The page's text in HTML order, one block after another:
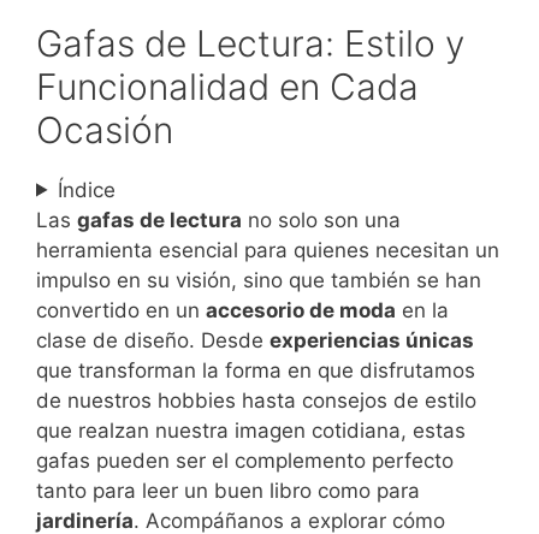
Gafas de Lectura: Estilo y
Funcionalidad en Cada
Ocasión
Índice
Las gafas de lectura no solo son una
herramienta esencial para quienes necesitan un
impulso en su visión, sino que también se han
convertido en un accesorio de moda en la
clase de diseño. Desde experiencias únicas
que transforman la forma en que disfrutamos
de nuestros hobbies hasta consejos de estilo
que realzan nuestra imagen cotidiana, estas
gafas pueden ser el complemento perfecto
tanto para leer un buen libro como para
jardinería. Acompáñanos a explorar cómo